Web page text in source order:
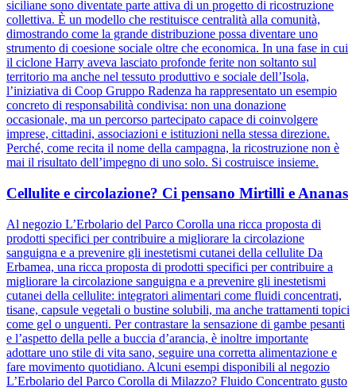
siciliane sono diventate parte attiva di un progetto di ricostruzione
collettiva. È un modello che restituisce centralità alla comunità,
dimostrando come la grande distribuzione possa diventare uno
strumento di coesione sociale oltre che economica. In una fase in cui
il ciclone Harry aveva lasciato profonde ferite non soltanto sul
territorio ma anche nel tessuto produttivo e sociale dell’Isola,
l’iniziativa di Coop Gruppo Radenza ha rappresentato un esempio
concreto di responsabilità condivisa: non una donazione
occasionale, ma un percorso partecipato capace di coinvolgere
imprese, cittadini, associazioni e istituzioni nella stessa direzione.
Perché, come recita il nome della campagna, la ricostruzione non è
mai il risultato dell’impegno di uno solo. Si costruisce insieme.
Cellulite e circolazione? Ci pensano Mirtilli e Ananas
Al negozio L’Erbolario del Parco Corolla una ricca proposta di
prodotti specifici per contribuire a migliorare la circolazione
sanguigna e a prevenire gli inestetismi cutanei della cellulite Da
Erbamea, una ricca proposta di prodotti specifici per contribuire a
migliorare la circolazione sanguigna e a prevenire gli inestetismi
cutanei della cellulite: integratori alimentari come fluidi concentrati,
tisane, capsule vegetali o bustine solubili, ma anche trattamenti topici
come gel o unguenti. Per contrastare la sensazione di gambe pesanti
e l’aspetto della pelle a buccia d’arancia, è inoltre importante
adottare uno stile di vita sano, seguire una corretta alimentazione e
fare movimento quotidiano. Alcuni esempi disponibili al negozio
L’Erbolario del Parco Corolla di Milazzo? Fluido Concentrato gusto